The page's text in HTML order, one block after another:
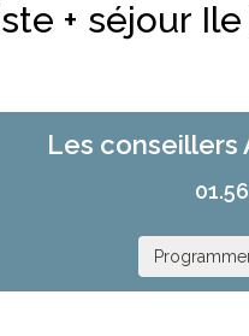
+ séjour
Les conseillers